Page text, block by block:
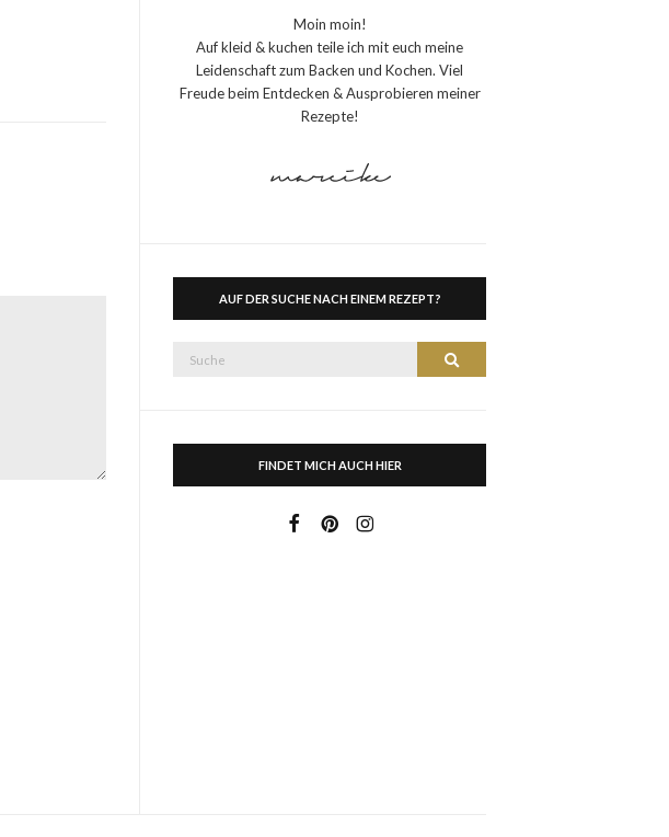
Moin moin!
Auf kleid & kuchen teile ich mit euch meine
Leidenschaft zum Backen und Kochen. Viel
Freude beim Entdecken & Ausprobieren meiner
Rezepte!
AUF DER SUCHE NACH EINEM REZEPT?
Suche
Suche
FINDET MICH AUCH HIER